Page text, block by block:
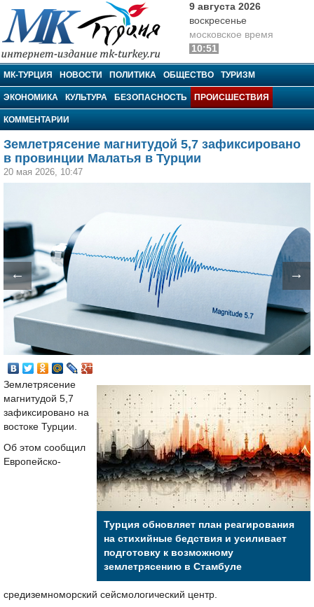
МК-Турция
9 августа 2026
воскресенье
московское время
10:51
МК-ТУРЦИЯ НОВОСТИ ПОЛИТИКА ОБЩЕСТВО ТУРИЗМ
ЭКОНОМИКА КУЛЬТУРА БЕЗОПАСНОСТЬ ПРОИСШЕСТВИЯ
КОММЕНТАРИИ
Землетрясение магнитудой 5,7 зафиксировано
в провинции Малатья в Турции
20 мая 2026, 10:47
← →
Турция обновляет план реагирования
на стихийные бедствия и усиливает
подготовку к возможному
землетрясению в Стамбуле
Землетрясение
магнитудой 5,7
зафиксировано на
востоке Турции.
Об этом сообщил
Европейско-
средиземноморский сейсмологический центр.